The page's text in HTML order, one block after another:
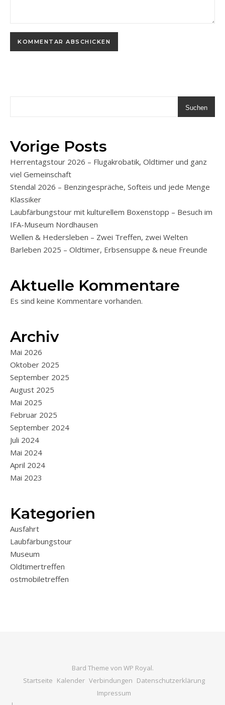
Suchen
Vorige Posts
Herrentagstour 2026 – Flugakrobatik, Oldtimer und ganz
viel Gemeinschaft
Stendal 2026 – Benzingespräche, Softeis und jede Menge
Klassiker
Laubfärbungstour mit kulturellem Boxenstopp – Besuch im
IFA-Museum Nordhausen
Wellen & Hedersleben – Zwei Treffen, zwei Welten
Barleben 2025 – Oldtimer, Erbsensuppe & neue Freunde
Aktuelle Kommentare
Es sind keine Kommentare vorhanden.
Archiv
Mai 2026
Oktober 2025
September 2025
August 2025
Mai 2025
Februar 2025
September 2024
Juli 2024
Mai 2024
April 2024
Mai 2023
Kategorien
Ausfahrt
Laubfärbungstour
Museum
Oldtimertreffen
ostmobiletreffen
Bard Theme von WP Royal.
Startseite Kalender Verbindungen Datenschutzerklärung
Impressum